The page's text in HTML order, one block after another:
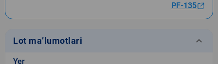
PF-135
Lot ma’lumotlari keyboard_arrow_down
Yer